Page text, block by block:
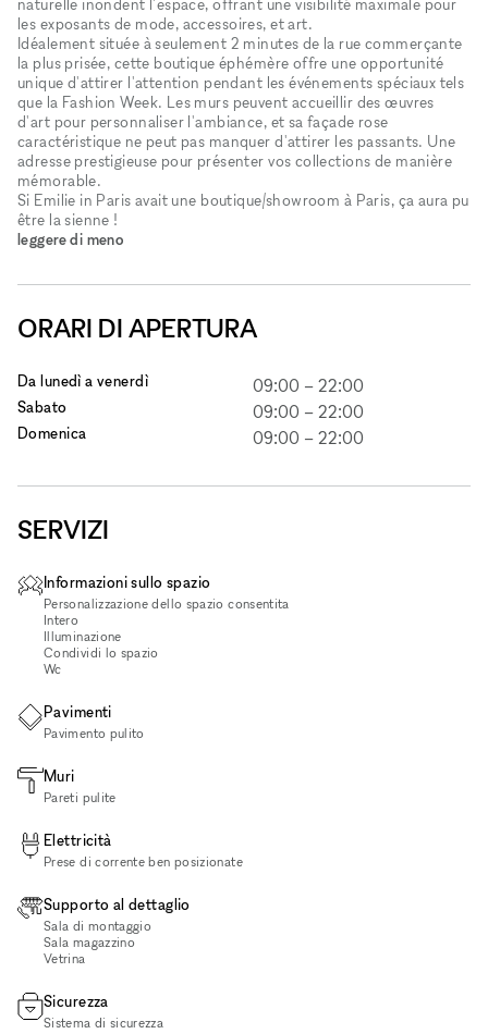
les exposants de mode, accessoires, et art.
Idéalement située à seulement 2 minutes de la rue commerçante
la plus prisée, cette boutique éphémère offre une opportunité
unique d'attirer l'attention pendant les événements spéciaux tels
que la Fashion Week. Les murs peuvent accueillir des œuvres
d'art pour personnaliser l'ambiance, et sa façade rose
caractéristique ne peut pas manquer d'attirer les passants. Une
adresse prestigieuse pour présenter vos collections de manière
mémorable.
Si Emilie in Paris avait une boutique/showroom à Paris, ça aura pu
être la sienne !
leggere di meno
ORARI DI APERTURA
Da lunedì a venerdì 09:00 – 22:00
Sabato 09:00 – 22:00
Domenica 09:00 – 22:00
SERVIZI
Informazioni sullo spazio
Personalizzazione dello spazio consentita
Intero
Illuminazione
Condividi lo spazio
Wc
Pavimenti
Pavimento pulito
Muri
Pareti pulite
Elettricità
Prese di corrente ben posizionate
Supporto al dettaglio
Sala di montaggio
Sala magazzino
Vetrina
Sicurezza
Sistema di sicurezza